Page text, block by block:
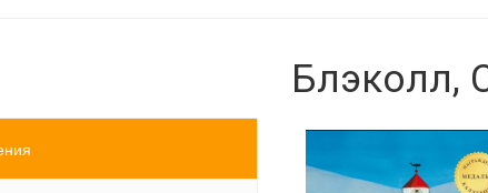
Блэколл,